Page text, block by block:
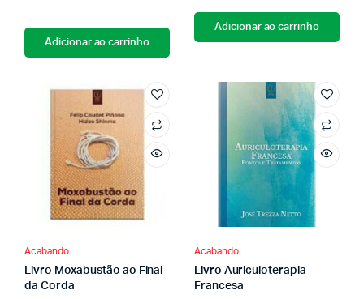
Adicionar ao carrinho
Adicionar ao carrinho
Livro Moxabustão ao Final
da Corda
Acabando
Livro Auriculoterapia
Francesa
Acabando